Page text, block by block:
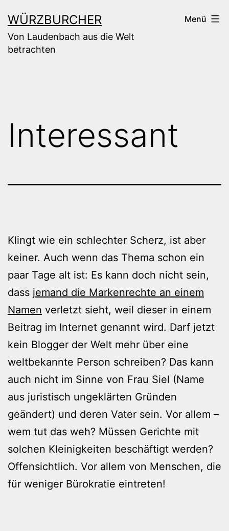
Inhalt
springen
WÜRZBURCHER
Von Laudenbach aus die Welt
betrachten
Menü
Interessant
Klingt wie ein schlechter Scherz, ist aber
keiner. Auch wenn das Thema schon ein
paar Tage alt ist: Es kann doch nicht sein,
dass jemand die Markenrechte an einem
Namen verletzt sieht, weil dieser in einem
Beitrag im Internet genannt wird. Darf jetzt
kein Blogger der Welt mehr über eine
weltbekannte Person schreiben? Das kann
auch nicht im Sinne von Frau Siel (Name
aus juristisch ungeklärten Gründen
geändert) und deren Vater sein. Vor allem –
wem tut das weh? Müssen Gerichte mit
solchen Kleinigkeiten beschäftigt werden?
Offensichtlich. Vor allem von Menschen, die
für weniger Bürokratie eintreten!